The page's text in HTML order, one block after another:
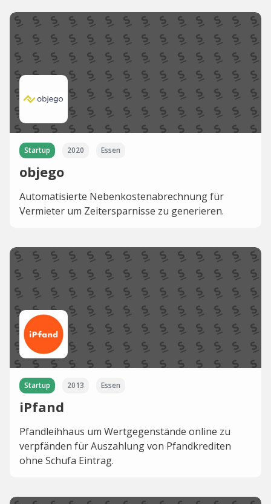
Startup 2020 Essen
objego
Automatisierte Nebenkostenabrechnung für
Vermieter um Zeitersparnisse zu generieren.
Startup 2013 Essen
iPfand
Pfandleihhaus um Wertgegenstände online zu
verpfänden für Auszahlung von Pfandkrediten
ohne Schufa Eintrag.